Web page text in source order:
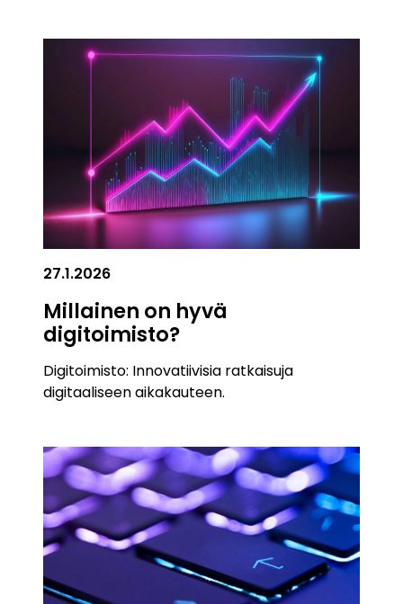
27.1.2026
Millainen on hyvä
digitoimisto?
Digitoimisto: Innovatiivisia ratkaisuja
digitaaliseen aikakauteen.